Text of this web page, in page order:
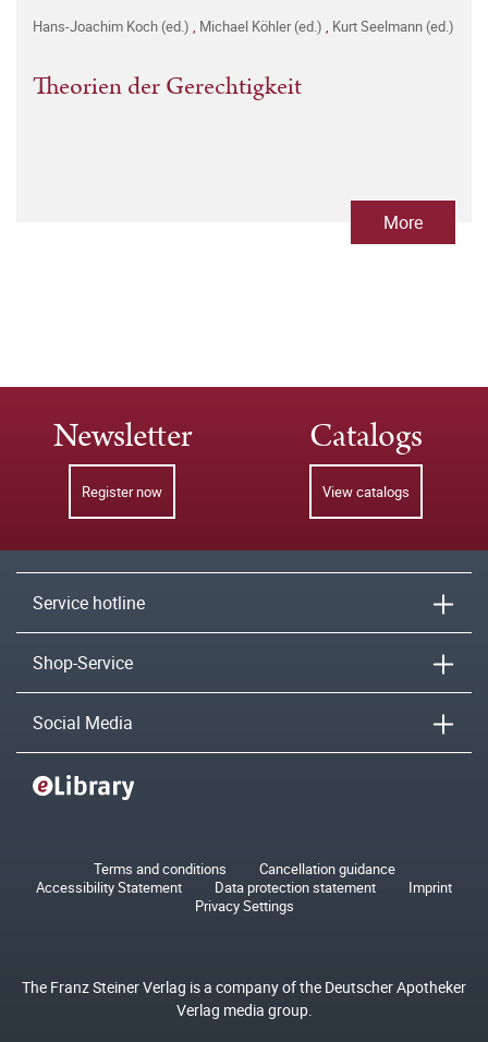
Hans-Joachim Koch (ed.) , Michael Köhler (ed.) , Kurt Seelmann (ed.)
Theorien der Gerechtigkeit
More
Newsletter
Register now
Catalogs
View catalogs
Service hotline
Shop-Service
Social Media
Terms and conditions
Cancellation guidance
Accessibility Statement
Data protection statement
Imprint
Privacy Settings
The Franz Steiner Verlag is a company of the Deutscher Apotheker
Verlag media group.